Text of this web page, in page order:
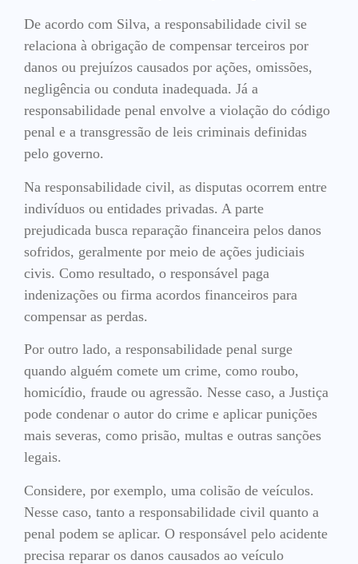
De acordo com Silva, a responsabilidade civil se
relaciona à obrigação de compensar terceiros por
danos ou prejuízos causados por ações, omissões,
negligência ou conduta inadequada. Já a
responsabilidade penal envolve a violação do código
penal e a transgressão de leis criminais definidas
pelo governo.
Na responsabilidade civil, as disputas ocorrem entre
indivíduos ou entidades privadas. A parte
prejudicada busca reparação financeira pelos danos
sofridos, geralmente por meio de ações judiciais
civis. Como resultado, o responsável paga
indenizações ou firma acordos financeiros para
compensar as perdas.
Por outro lado, a responsabilidade penal surge
quando alguém comete um crime, como roubo,
homicídio, fraude ou agressão. Nesse caso, a Justiça
pode condenar o autor do crime e aplicar punições
mais severas, como prisão, multas e outras sanções
legais.
Considere, por exemplo, uma colisão de veículos.
Nesse caso, tanto a responsabilidade civil quanto a
penal podem se aplicar. O responsável pelo acidente
precisa reparar os danos causados ao veículo